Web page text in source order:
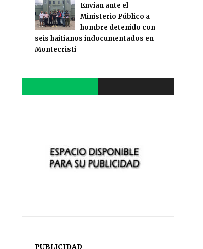
Envían ante el
Ministerio Público a
hombre detenido con
seis haitianos indocumentados en
Montecristi
PUBLICIDAD